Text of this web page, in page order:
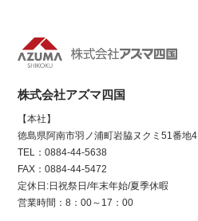
株式会社アズマ四国
【本社】
徳島県阿南市羽ノ浦町岩脇ヌクミ51番地4
TEL：0884-44-5638
FAX：0884-44-5472
定休日:日祝祭日/年末年始/夏季休暇
営業時間：8：00～17：00